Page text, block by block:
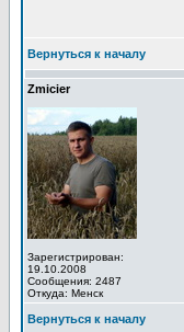
Вернуться к началу
Zmicier
Зарегистрирован:
19.10.2008
Сообщения: 2487
Откуда: Менск
Вернуться к началу